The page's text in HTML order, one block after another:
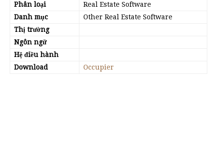
Phân loại
Real Estate Software
Danh mục
Other Real Estate Software
Thị trường
Ngôn ngữ
Hệ điều hành
Download
Occupier